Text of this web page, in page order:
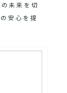
未来を切
安心を提